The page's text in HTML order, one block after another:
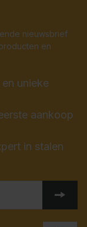
nieuwsbrief
en
unieke
aankoop
in stalen